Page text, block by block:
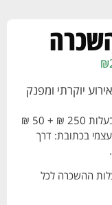
₪
משלוח לכיוון אחד עד מקום האירוע בעלות 250 ₪ + 50 ₪
| איסוף עצמי בכתובת: דרך
תוספת של 50 ש"ח לעלות ההשכרה לכל